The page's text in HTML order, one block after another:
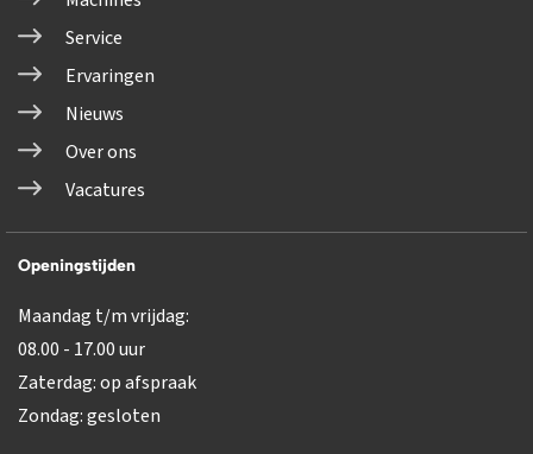
Service
Ervaringen
Nieuws
Over ons
Vacatures
Openingstijden
Maandag t/m vrijdag:
08.00 - 17.00 uur
Zaterdag: op afspraak
Zondag: gesloten